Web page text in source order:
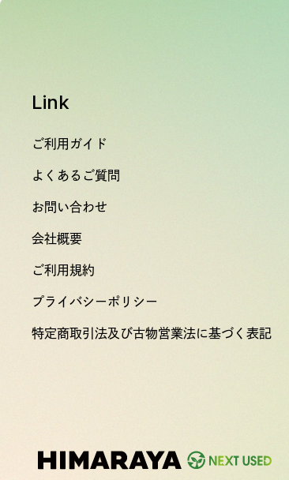
Link
ご利用ガイド
よくあるご質問
お問い合わせ
会社概要
ご利用規約
プライバシーポリシー
特定商取引法及び古物営業法に基づく表記